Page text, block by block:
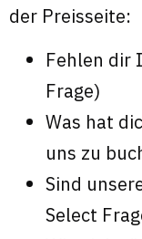
der Preisseite:
Fehlen dir
Frage)
Was hat
uns zu
Sind
Select